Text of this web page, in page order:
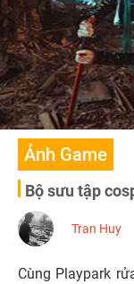
Ảnh Game
Bộ sưu tập
Tran Huy
Cùng Playpark